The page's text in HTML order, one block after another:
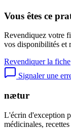
Vous êtes ce
Revendiquez votre
vos disponibilités et
Revendiquer la fiche
Signaler une
nætur
L'écrin d'exception
médicinales,